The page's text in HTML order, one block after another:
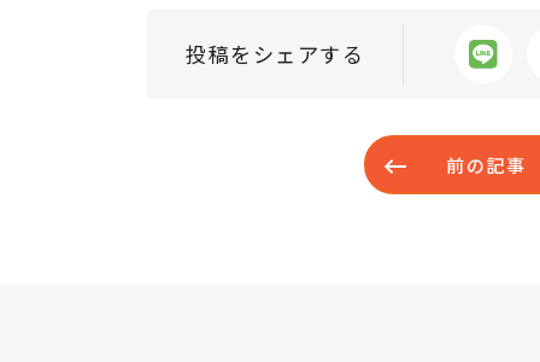
投稿をシェアする
前の記事